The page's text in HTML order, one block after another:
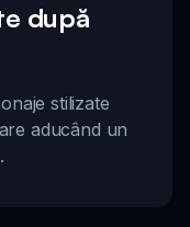
după
stilizate
aducând un